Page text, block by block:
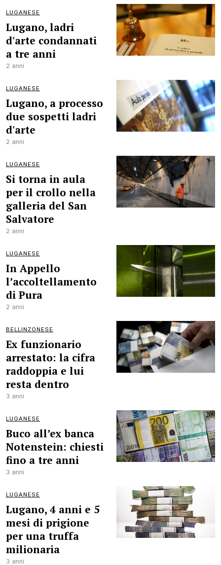
LUGANESE
Lugano, ladri
d'arte condannati
a tre anni
2 anni
LUGANESE
Lugano, a processo
due sospetti ladri
d'arte
2 anni
LUGANESE
Si torna in aula
per il crollo nella
galleria del San
Salvatore
2 anni
LUGANESE
In Appello
l’accoltellamento
di Pura
2 anni
BELLINZONESE
Ex funzionario
arrestato: la cifra
raddoppia e lui
resta dentro
3 anni
LUGANESE
Buco all’ex banca
Notenstein: chiesti
fino a tre anni
3 anni
LUGANESE
Lugano, 4 anni e 5
mesi di prigione
per una truffa
milionaria
3 anni